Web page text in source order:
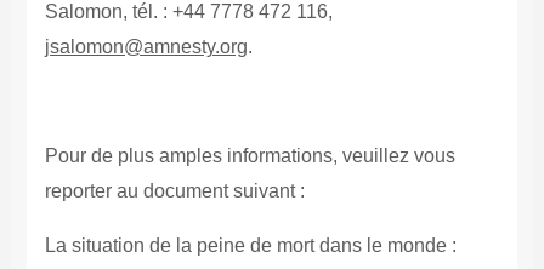
Salomon, tél. : +44 7778 472 116,
jsalomon@amnesty.org.
Pour de plus amples informations, veuillez vous
reporter au document suivant :
La situation de la peine de mort dans le monde :